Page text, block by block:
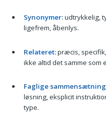
Synonymer:udtrykkelig,
ligefrem, åbenlys.
Relateret:præcis,
ikke altid det samme som
Faglige
løsning, eksplicit
type.